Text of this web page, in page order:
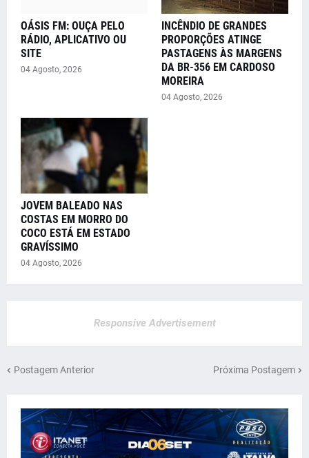
OÁSIS FM: OUÇA PELO
RÁDIO, APLICATIVO OU
SITE
04 Agosto, 2026
INCÊNDIO DE GRANDES
PROPORÇÕES ATINGE
PASTAGENS ÀS MARGENS
DA BR-356 EM CARDOSO
MOREIRA
04 Agosto, 2026
JOVEM BALEADO NAS
COSTAS EM MORRO DO
COCO ESTÁ EM ESTADO
GRAVÍSSIMO
04 Agosto, 2026
Responsive Advertisement
Postagem Anterior Próxima Postagem